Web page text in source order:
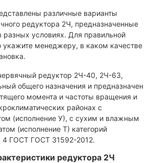
различные варианты
редуктора 2Ч, предназначенные
разных условиях. Для правильной
укажите менеджеру, в каком качестве
редуктор 2Ч-40, 2Ч-63,
общего назначения и предназначен
момента и частоты вращения и
районах с
(исполнение У), с сухим и влажным
(исполнение Т) категорий
4 ГОСТ ГОСТ 31592-2012.
редуктора 2Ч